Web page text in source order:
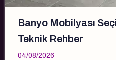
Banyo Mobilyası
Teknik Rehber
04/08/2026